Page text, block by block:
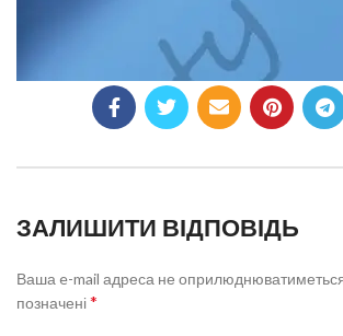
ЗАЛИШИТИ ВІДПОВІДЬ
Ваша e-mail адреса не
позначені*